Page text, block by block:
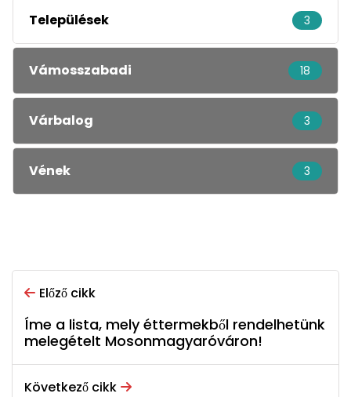
Települések 3
Vámosszabadi 18
Várbalog 3
Vének 3
Előző cikk
Íme a lista, mely éttermekből rendelhetünk
melegételt Mosonmagyaróváron!
Következő cikk